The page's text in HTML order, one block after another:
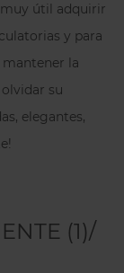
muy útil adquirir
y para
mantener la
su
elegantes,
(1)/